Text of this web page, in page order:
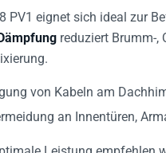
PV1 eignet sich ideal zur
reduziert Brumm-,
von Kabeln am
an Innentüren,
Leistung empfehlen